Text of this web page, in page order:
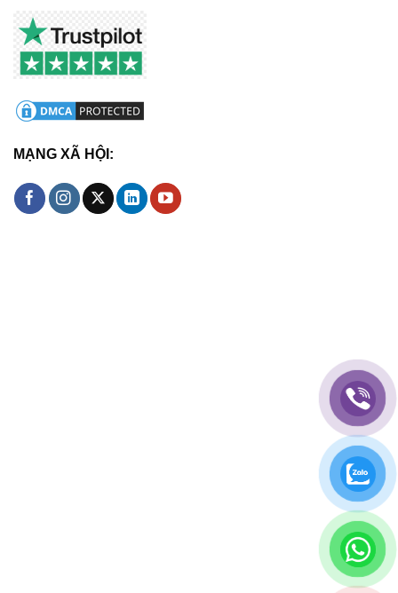
MẠNG XÃ HỘI: